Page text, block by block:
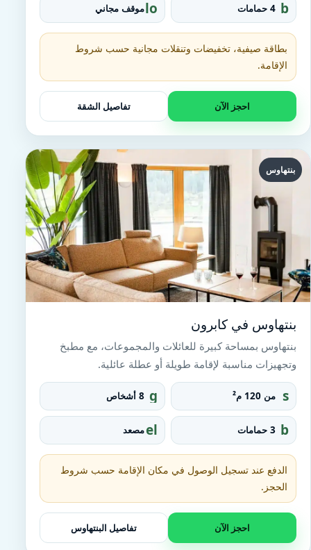
u
p
b
at
h
t
u
b
4 حمامات lo
c
al
_
r
g
موقف مجاني
بطاقة صيفية، تخفيضات وتنقلات مجانية حسب شروط
الإقامة.
احجز الآن تفاصيل الشقة
بنتهاوس
بنتهاوس في كابرون
بنتهاوس بمساحة كبيرة للعائلات والمجموعات، مع مطبخ
وتجهيزات مناسبة لإقامة طويلة أو عطلة عائلية.
s
q
u
a
r
e_
fo
o
t
من 120 م² g
r
o
u
p
8 أشخاص
b
at
h
t
u
b
3 حمامات el
e
v
at
مصعد
الدفع عند تسجيل الوصول في مكان الإقامة حسب شروط
الحجز.
احجز الآن تفاصيل البنتهاوس